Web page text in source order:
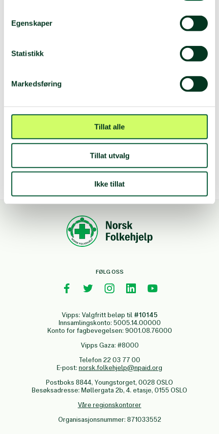
Egenskaper
Statistikk
Markedsføring
Tillat alle
Tillat utvalg
Ikke tillat
FØLG OSS
Vipps: Valgfritt beløp til #10145
Innsamlingskonto: 5005.14.00000
Konto for fagbevegelsen: 9001.08.76000
Vipps Gaza: #8000
Telefon 22 03 77 00
E-post: norsk.folkehjelp@npaid.org
Postboks 8844, Youngstorget, 0028 OSLO
Besøksadresse: Møllergata 2b, 4. etasje, 0155 OSLO
Våre regionskontorer
Organisasjonsnummer: 871033552